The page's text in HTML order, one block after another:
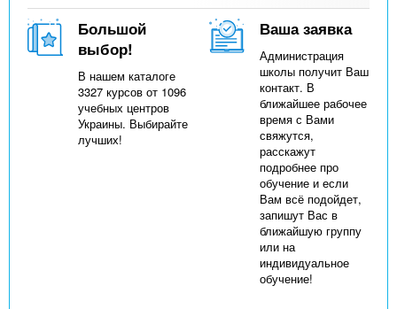
Большой
выбор!
В нашем каталоге
3327 курсов от 1096
учебных центров
Украины. Выбирайте
лучших!
Ваша заявка
Администрация
школы получит Ваш
контакт. В
ближайшее рабочее
время с Вами
свяжутся,
расскажут
подробнее про
обучение и если
Вам всё подойдет,
запишут Вас в
ближайшую группу
или на
индивидуальное
обучение!